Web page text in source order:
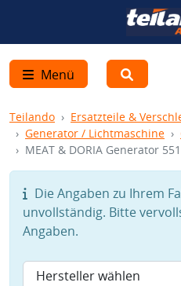
Menü
Teilando Ersatzteile &
Generator / Lichtmaschine
MEAT & DORIA Generator
Die Angaben zu Ihrem
unvollständig. Bitte
Angaben.